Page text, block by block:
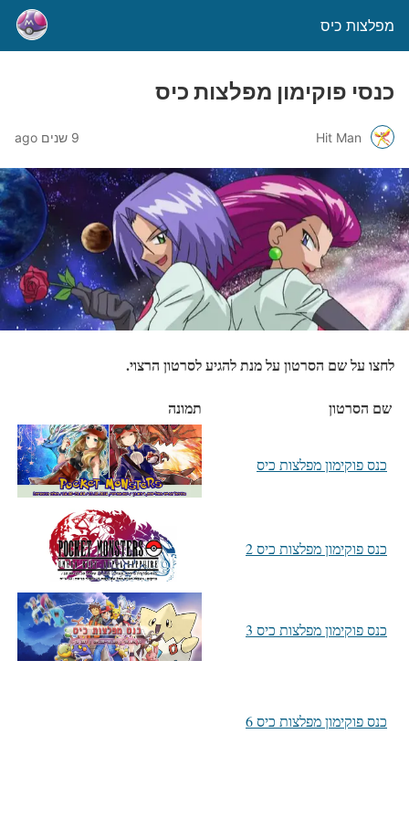
מפלצות כיס
כנסי פוקימון מפלצות כיס
Hit Man 9 שנים ago
לחצו על שם הסרטון על מנת להגיע לסרטון הרצוי.
שם הסרטון תמונה
כנס פוקימון מפלצות כיס
כנס פוקימון מפלצות כיס 2
כנס פוקימון מפלצות כיס 3
כנס פוקימון מפלצות כיס 6